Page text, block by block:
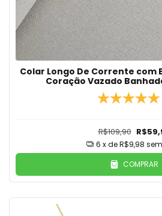
Colar Longo De Corrente com
Coração Vazado
R$109,90
6 x deR$9,98
COMPRAR